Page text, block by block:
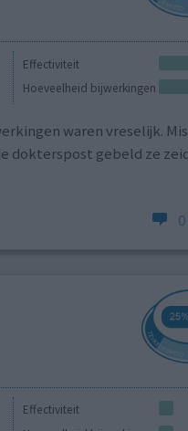
Effectiviteit
Hoeveelheid bijwerkingen
waren vreselijk.
dokterspost gebeld ze
Effectiviteit